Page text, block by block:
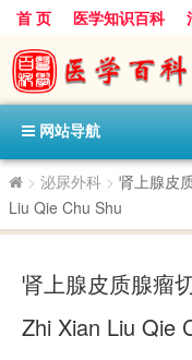
首 页 医学知识百科
心血管病科
呼吸科
内分泌科
口腔科
网站导航
> 泌尿外科 > 肾上腺皮
Liu Qie Chu Shu
肾上腺皮质腺瘤
Zhi Xian Liu Qie